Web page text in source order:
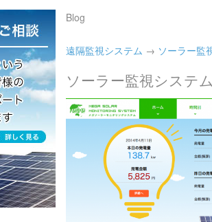
Blog
遠隔監視システム → ソーラー監
ソーラー監視システ